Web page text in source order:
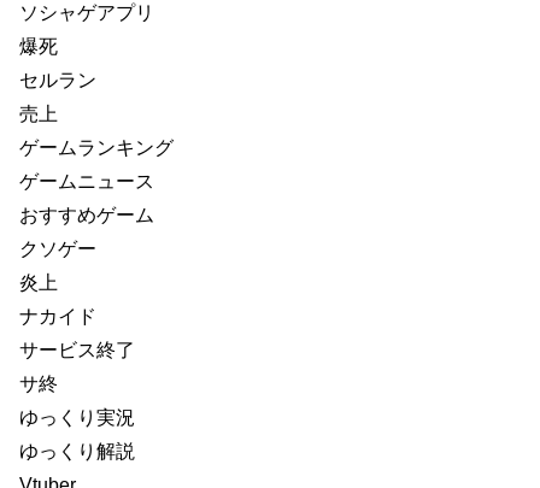
ソシャゲアプリ
爆死
セルラン
売上
ゲームランキング
ゲームニュース
おすすめゲーム
クソゲー
炎上
ナカイド
サービス終了
サ終
ゆっくり実況
ゆっくり解説